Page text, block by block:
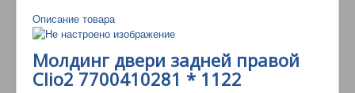
Описание товара
Молдинг двери задней правой
Clio2 7700410281 * 1122